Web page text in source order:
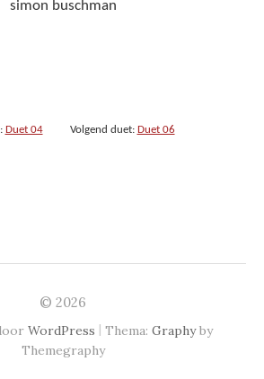
simon buschman
Duet 04Volgend duet: Duet 06
© 2026
WordPress | Thema: Graphyby
Themegraphy